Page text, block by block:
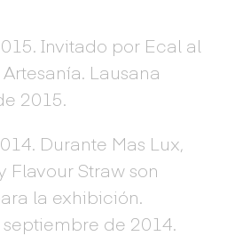
Invitado por Ecal al
Lausana
2015.
Durante Mas Lux,
Flavour Straw son
la exhibición.
septiembre de 2014.